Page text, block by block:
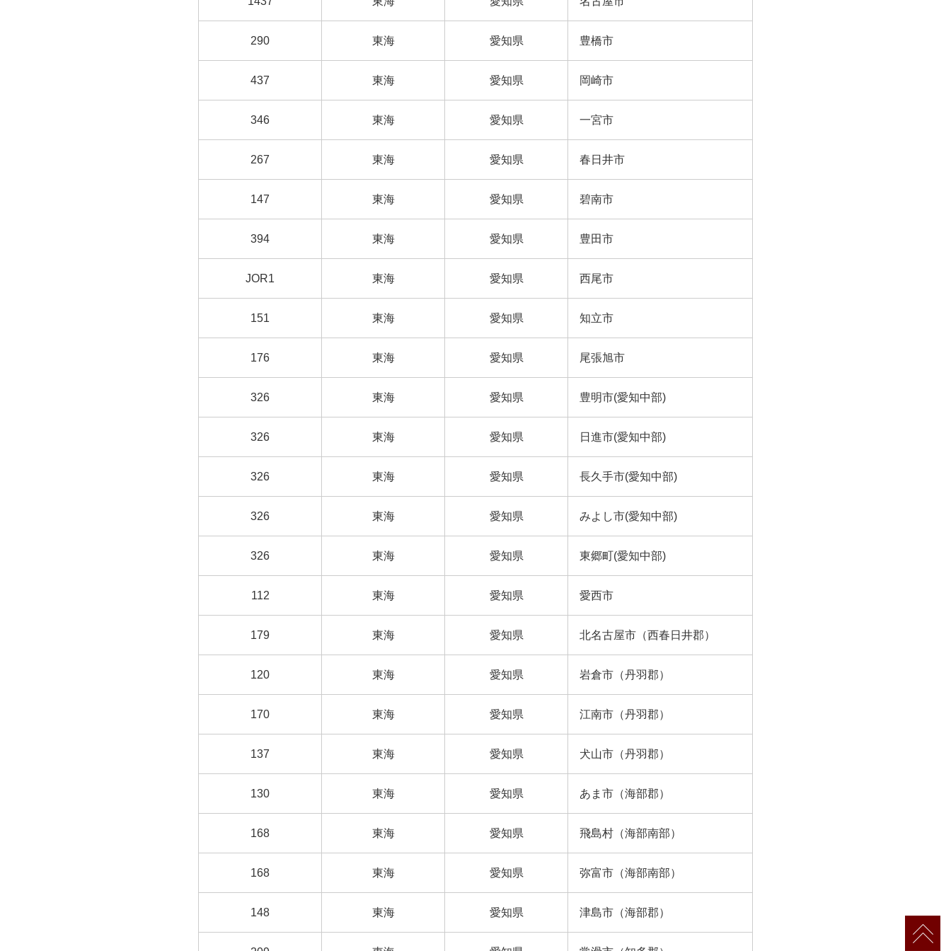
290 東海 愛知県 豊橋市
437 東海 愛知県 岡崎市
346 東海 愛知県 一宮市
267 東海 愛知県 春日井市
147 東海 愛知県 碧南市
394 東海 愛知県 豊田市
JOR1 東海 愛知県 西尾市
151 東海 愛知県 知立市
176 東海 愛知県 尾張旭市
326 東海 愛知県 豊明市(愛知中部)
326 東海 愛知県 日進市(愛知中部)
326 東海 愛知県 長久手市(愛知中部)
326 東海 愛知県 みよし市(愛知中部)
326 東海 愛知県 東郷町(愛知中部)
112 東海 愛知県 愛西市
179 東海 愛知県 北名古屋市（西春日井郡）
120 東海 愛知県 岩倉市（丹羽郡）
170 東海 愛知県 江南市（丹羽郡）
137 東海 愛知県 犬山市（丹羽郡）
130 東海 愛知県 あま市（海部郡）
168 東海 愛知県 飛島村（海部南部）
168 東海 愛知県 弥富市（海部南部）
148 東海 愛知県 津島市（海部郡）